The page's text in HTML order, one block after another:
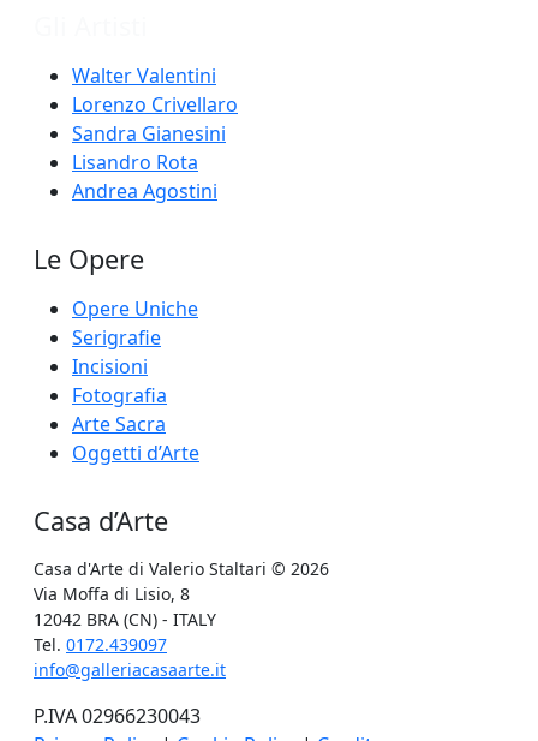
Walter Valentini
Lorenzo Crivellaro
Sandra Gianesini
Lisandro Rota
Andrea Agostini
Le Opere
Opere Uniche
Serigrafie
Incisioni
Fotografia
Arte Sacra
Oggetti d’Arte
Casa d’Arte
Casa d'Arte di Valerio Staltari © 2026
Via Moffa di Lisio, 8
12042 BRA (CN) - ITALY
Tel. 0172.439097
info@galleriacasaarte.it
P.IVA 02966230043